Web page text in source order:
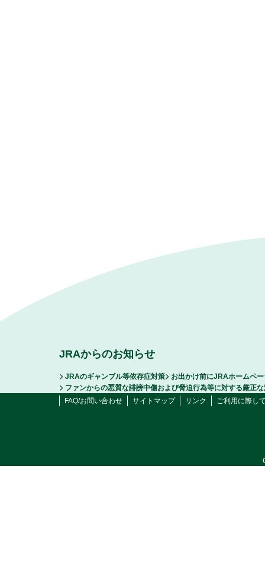
JRAからのお知らせ
JRAのギャンブル等依存症対策
お出かけ前にJRAホームペ
ファンからの悪質な誹謗中傷および脅迫行為等に対する厳正
FAQ/お問い合わせ
サイトマップ リンク ご利用に際し